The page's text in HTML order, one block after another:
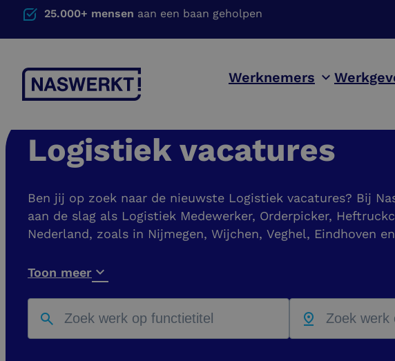
25.000+ mensen aan een baan geholpen
Werknemers
Logistiek vacatures
Ben jij op zoek naar de nieuwste Logistiek vacatures? Bij
aan de slag als Logistiek Medewerker, Orderpicker,
Nederland, zoals in Nijmegen, Wijchen, Veghel, Eindhoven
Toon meer